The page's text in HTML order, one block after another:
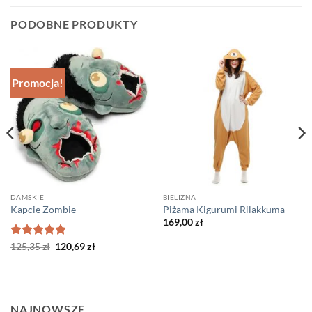
PODOBNE PRODUKTY
Promocja!
DAMSKIE
Kapcie Zombie
Oceniono5
125,35zł Pierwotna
cena
120,69złAktualna
BIELIZNA
Piżama Kigurumi Rilakkuma
169,00zł
NAJNOWSZE